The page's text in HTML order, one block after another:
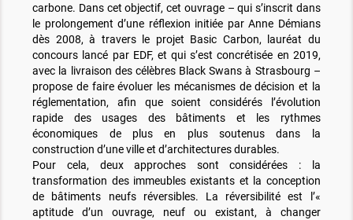
carbone. Dans cet objectif, cet ouvrage – qui s’inscrit dans
le prolongement d’une réflexion initiée par Anne Démians
dès 2008, à travers le projet Basic Carbon, lauréat du
concours lancé par EDF, et qui s’est concrétisée en 2019,
avec la livraison des célèbres Black Swans à Strasbourg –
propose de faire évoluer les mécanismes de décision et la
réglementation, afin que soient considérés l’évolution
rapide des usages des bâtiments et les rythmes
économiques de plus en plus soutenus dans la
construction d’une ville et d’architectures durables.
Pour cela, deux approches sont considérées : la
transformation des immeubles existants et la conception
de bâtiments neufs réversibles. La réversibilité est l’«
aptitude d’un ouvrage, neuf ou existant, à changer